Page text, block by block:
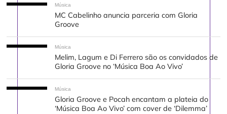
Música
MC Cabelinho anuncia parceria com Gloria
Groove
Música
Melim, Lagum e Di Ferrero são os convidados de
Gloria Groove no ‘Música Boa Ao Vivo’
Música
Gloria Groove e Pocah encantam a plateia do
‘Música Boa Ao Vivo’ com cover de ‘Dilemma’